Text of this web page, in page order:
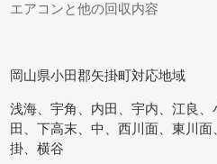
エアコンと他の回収内容
岡山県小田郡矢掛町対応地域
浅海、宇角、内田、宇内、江良
田、下高末、中、西川面、東川
掛、横谷